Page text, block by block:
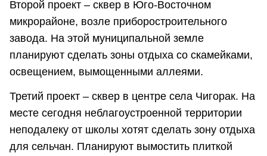
Второй проект – сквер в Юго-Восточном
микрорайоне, возле приборостроительного
завода. На этой муниципальной земле
планируют сделать зоны отдыха со скамейками,
освещением, вымощенными аллеями.
Третий проект – сквер в центре села Чигорак. На
месте сегодня неблагоустроенной территории
неподалеку от школы хотят сделать зону отдыха
для сельчан. Планируют вымостить плиткой